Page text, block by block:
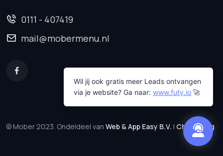
0111 - 407419
mail@mobermenu.nl
© Mober 2023. Ondeldeel van Web & App Easy B.V. | Changelog